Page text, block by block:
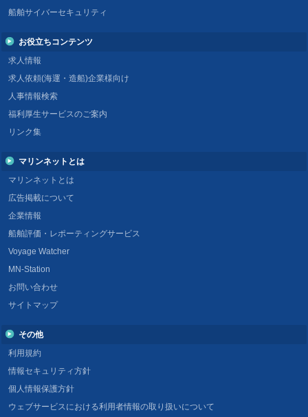
船舶サイバーセキュリティ
お役立ちコンテンツ
求人情報
求人依頼(海運・造船)企業様向け
人事情報検索
福利厚生サービスのご案内
リンク集
マリンネットとは
マリンネットとは
広告掲載について
企業情報
船舶評価・レポーティングサービス
Voyage Watcher
MN-Station
お問い合わせ
サイトマップ
その他
利用規約
情報セキュリティ方針
個人情報保護方針
ウェブサービスにおける利用者情報の取り扱いについて